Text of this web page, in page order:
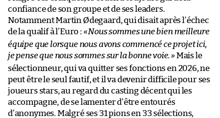
confiance de son groupe et de ses leaders.
Notamment Martin Ødegaard, qui disait après l’échec
de la qualif à l’Euro : «Nous sommes une bien meilleure
équipe que lorsque nous avons commencé ce projet ici,
je pense que nous sommes sur la bonne voie.»Mais le
sélectionneur, qui va quitter ses fonctions en 2026, ne
peut être le seul fautif, et il va devenir difficile pour ses
joueurs stars, au regard du casting décent qui les
accompagne, de se lamenter d’être entourés
d’anonymes. Malgré ses 31 pions en 33 sélections,